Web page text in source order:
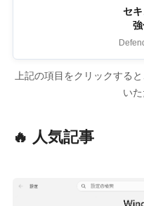
セ
上記の項目をクリックする
いた
🔥 人気記事